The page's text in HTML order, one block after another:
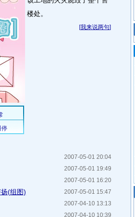
楼处。
[我来说两句]
2007-05-01 20:04
2007-05-01 19:49
2007-05-01 16:20
2007-05-01 15:47
(组图)
2007-04-10 13:13
2007-04-10 10:39